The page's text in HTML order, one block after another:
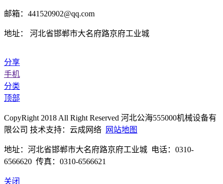
邮箱：441520902@qq.com
地址： 河北省邯郸市大名府路京府工业城
分享
手机
分类
顶部
CopyRight 2018 All Right Reserved 河北公海555000机械设备有
限公司 技术支持：云成网络
网站地图
地址：河北省邯郸市大名府路京府工业城 电话：0310-
6566620 传真：0310-6566621
关闭